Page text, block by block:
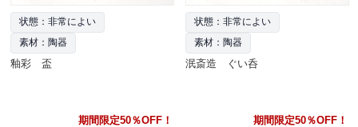
状態：非常によい
素材：陶器
釉彩 盃
期間限定50％OFF！
状態：非常によい
素材：陶器
泯斎造 ぐい呑
期間限定50％OFF！